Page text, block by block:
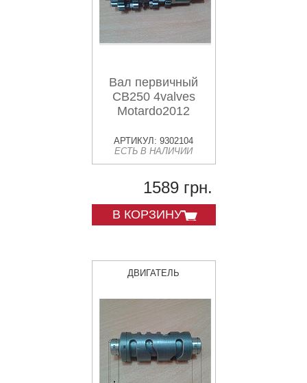
Вал первичный
CB250 4valves
Motardo2012
АРТИКУЛ: 9302104
ЕСТЬ В НАЛИЧИИ
1589 грн.
В КОРЗИНУ
ДВИГАТЕЛЬ